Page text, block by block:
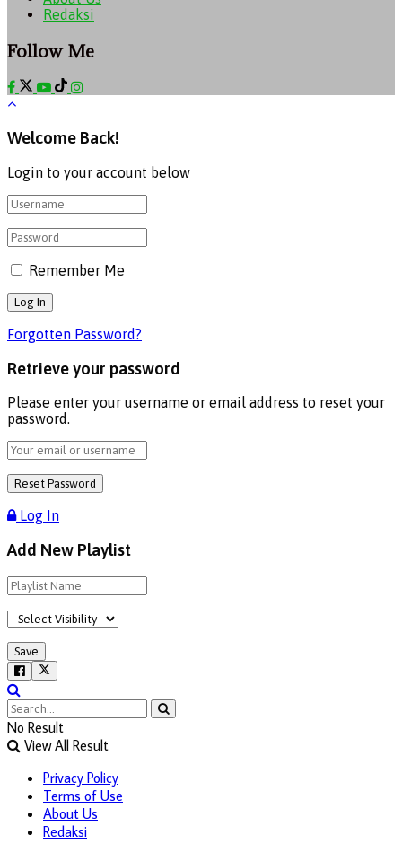
Redaksi
Follow Me
Welcome Back!
Login to your account below
Remember Me
Forgotten Password?
Retrieve your password
Please enter your username or email address to reset your
password.
Log In
Add New Playlist
No Result
View All Result
Privacy Policy
Terms of Use
About Us
Redaksi